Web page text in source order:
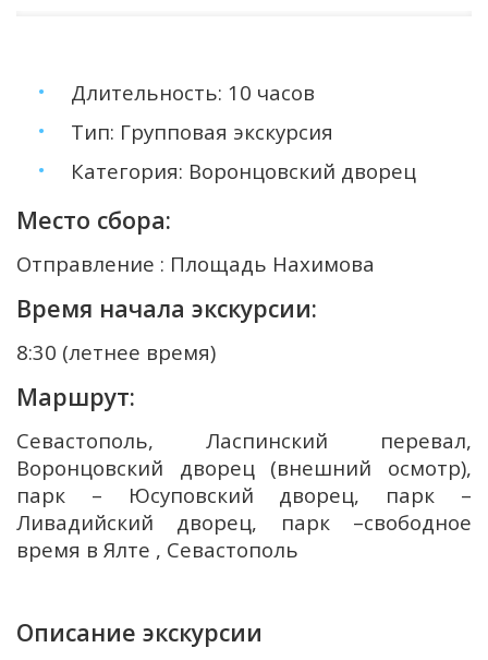
Длительность: 10 часов
Тип: Групповая экскурсия
Категория: Воронцовский дворец
Место сбора:
Отправление : Площадь Нахимова
Время начала экскурсии:
8:30 (летнее время)
Маршрут:
Севастополь, Ласпинский перевал,
Воронцовский дворец (внешний осмотр),
парк – Юсуповский дворец, парк –
Ливадийский дворец, парк –свободное
время в Ялте , Севастополь
Описание экскурсии